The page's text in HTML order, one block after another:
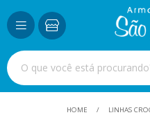
HOME LINHAS